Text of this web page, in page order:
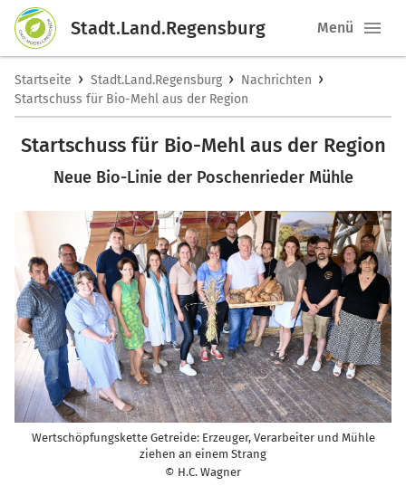
Stadt.Land.Regensburg Menü
Startseite › Stadt.Land.Regensburg › Nachrichten ›
Startschuss für Bio-Mehl aus der Region
Startschuss für Bio-Mehl aus der Region
Neue Bio-Linie der Poschenrieder Mühle
Wertschöpfungskette Getreide: Erzeuger, Verarbeiter und Mühle
ziehen an einem Strang
© H.C. Wagner